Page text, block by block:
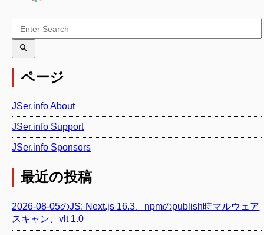
ページ
JSer.info About
JSer.info Support
JSer.info Sponsors
最近の投稿
2026-08-05のJS: Next.js 16.3、npmのpublish時マルウェア
スキャン、vlt 1.0